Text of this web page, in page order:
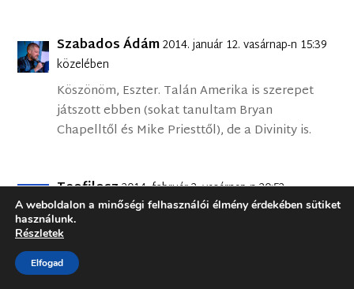
Szabados Ádám2014. január 12. vasárnap-n 15:39
közelében
Köszönöm, Eszter. Talán Amerika is szerepet
játszott ebben (sokat tanultam Bryan
Chapelltől és Mike Priesttől), de a Divinity is.
Teofilosz2014. február 2. vasárnap-n 20:52
közelében
Kedves Ádám!
Nemrég kezdtem olvasgatni az írásaidat,
A weboldalon a minőségi felhasználói élmény érdekében sütiket
használunk.
Részletek
Elfogad